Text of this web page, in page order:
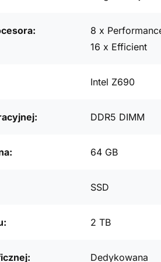
8 x
16 x Efficient
Intel Z690
DDR5 DIMM
64 GB
SSD
2 TB
Dedykowana